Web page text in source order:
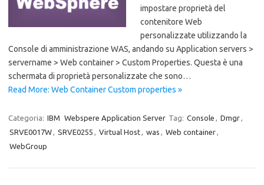
impostare proprietà del
contenitore Web
personalizzate utilizzando la
Console di amministrazione WAS, andando su Application servers >
servername > Web container > Custom Properties. Questa è una
schermata di proprietà personalizzate che sono…
Read More: Web Container Custom properties »
Categoria: IBM Webspere Application Server Tag: Console , Dmgr,
SRVE0017W, SRVE0255 , Virtual Host, was , Web container,
WebGroup